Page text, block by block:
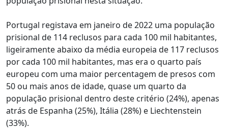
Portugal registava em janeiro de 2022 uma população
prisional de 114 reclusos para cada 100 mil habitantes,
ligeiramente abaixo da média europeia de 117 reclusos
por cada 100 mil habitantes, mas era o quarto país
europeu com uma maior percentagem de presos com
50 ou mais anos de idade, quase um quarto da
população prisional dentro deste critério (24%), apenas
atrás de Espanha (25%), Itália (28%) e Liechtenstein
(33%).